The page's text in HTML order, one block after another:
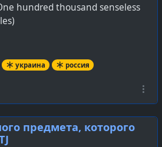
hundred thousand senseless
украина россия
предмета, которого